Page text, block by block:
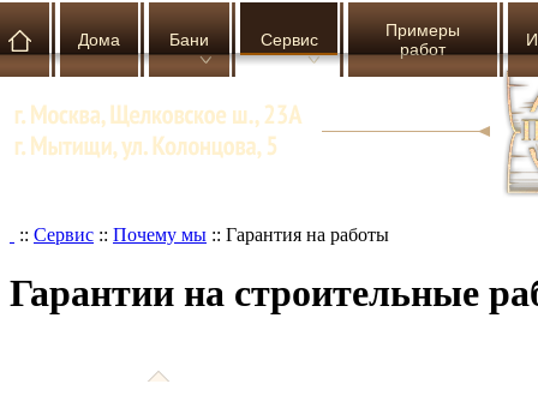
Дома Бани Сервис
Примеры
работ
:: Сервис :: Почему мы :: Гарантия на работы
Гарантии на строительные